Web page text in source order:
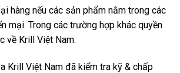
hàng nếu các sản phẩm nằm trong các
mại. Trong các trường hợp khác quyền
về Krill Việt Nam.
Krill Việt Nam đã kiểm tra kỹ & chấp